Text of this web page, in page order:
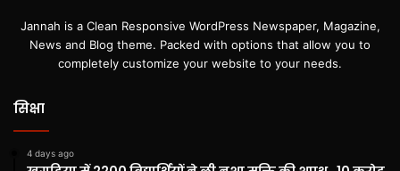
Jannah is a Clean Responsive WordPress Newspaper, Magazine,
News and Blog theme. Packed with options that allow you to
completely customize your website to your needs.
सिक्षा
4 days ago